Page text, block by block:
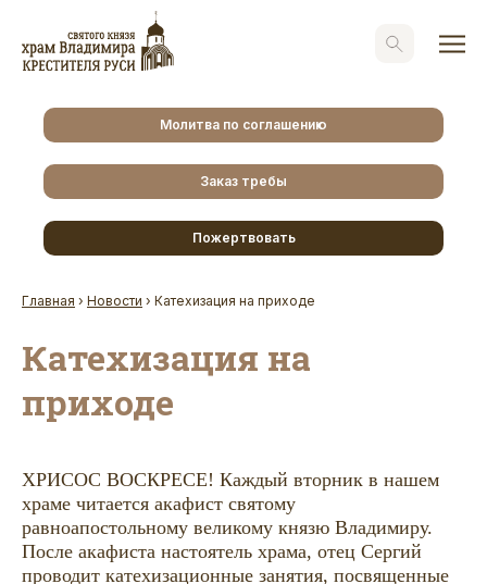
Молитва по соглашению
Заказ требы
Пожертвовать
Главная › Новости › Катехизация на приходе
Катехизация на
приходе
ХРИСОС ВОСКРЕСЕ! Каждый вторник в нашем
храме читается акафист святому
равноапостольному великому князю Владимиру.
После акафиста настоятель храма, отец Сергий
проводит катехизационные занятия, посвященные